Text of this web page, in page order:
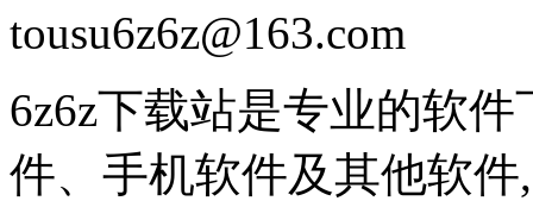
tousu6z6z@163.com
6z6z下载站是专业的软
件、手机软件及其他软